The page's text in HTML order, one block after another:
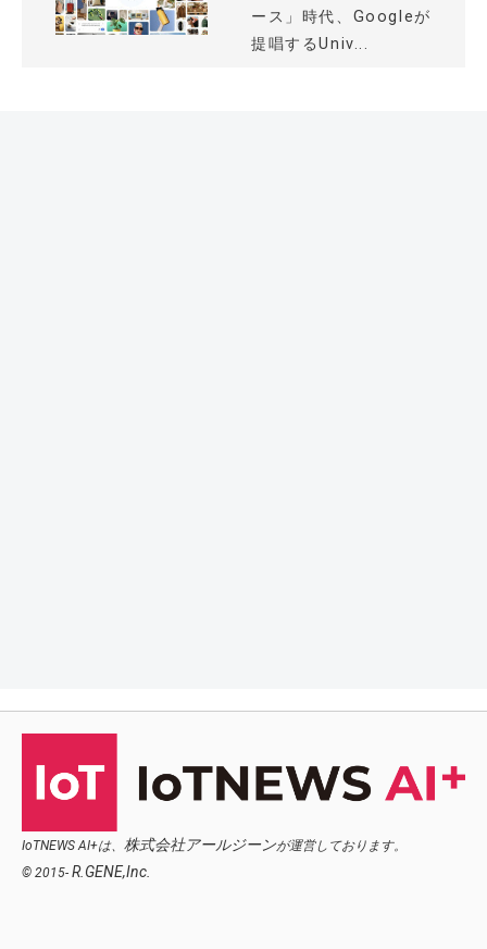
ース」時代、Googleが
提唱するUniv...
IoTNEWS AI+は、 株式会社アールジーンが運営しております。
© 2015- R.GENE,Inc.